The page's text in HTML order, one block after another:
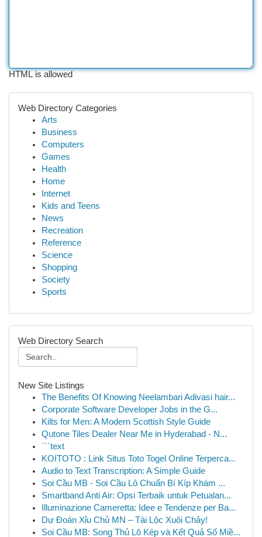
HTML is allowed
Web Directory Categories
Arts
Business
Computers
Games
Health
Home
Internet
Kids and Teens
News
Recreation
Reference
Science
Shopping
Society
Sports
Web Directory Search
New Site Listings
The Benefits Of Knowing Neelambari Adivasi hair...
Corporate Software Developer Jobs in the G...
Kilts for Men: A Modern Scottish Style Guide
Qutone Tiles Dealer Near Me in Hyderabad - N...
```text
KOITOTO : Link Situs Toto Togel Online Terperca...
Audio to Text Transcription: A Simple Guide
Soi Cầu MB - Soi Cầu Lô Chuẩn Bí Kíp Khám ...
Smartband Anti Air: Opsi Terbaik untuk Petualan...
Illuminazione Cameretta: Idee e Tendenze per Ba...
Dự Đoán Xỉu Chủ MN – Tài Lộc Xuôi Chảy!
Soi Cầu MB: Song Thủ Lô Kép và Kết Quả Số Miề...